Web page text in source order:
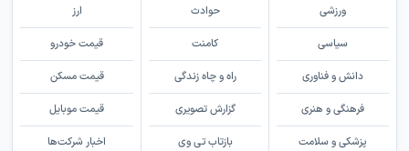
ورزشی
سیاسی
دانش و فناوری
فرهنگی و هنری
پزشکی و سلامت
حوادث
کامنت
راه و چاه زندگی
گزارش تصویری
بازتاب تی وی
ارز
قیمت خودرو
قیمت مسکن
قیمت موبایل
اخبار شرکت‌ها